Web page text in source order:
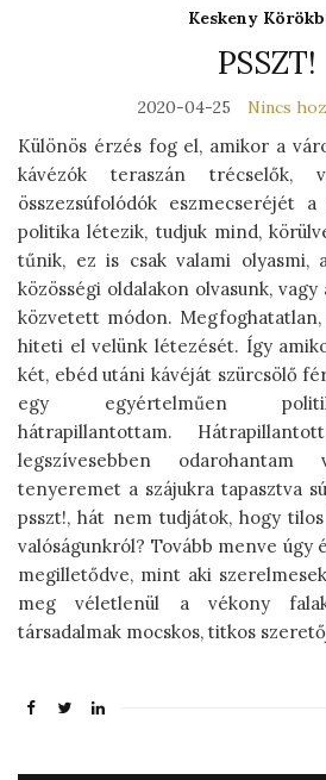
Keskeny
PSSZT!
2020-04-25 Nincs
Különös érzés fog el, amikor a
kávézók teraszán trécselők,
összezsúfolódók eszmecseréjét
politika létezik, tudjuk mind,
tűnik, ez is csak valami olyasmi,
közösségi oldalakon olvasunk,
közvetett módon.
hiteti el velünk létezését. Így
két, ebéd utáni kávéját szürcsölő
egy egyértelműen
hátrapillantottam.
legszívesebben
tenyeremet a szájukra tapasztva
psszt!, hát nem tudjátok, hogy
valóságunkról? Tovább menve úgy
megilletődve, mint aki
meg véletlenül a vékony
társadalmak mocskos, titkos